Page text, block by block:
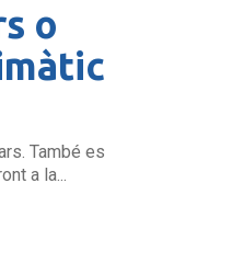
o
També es
a la...